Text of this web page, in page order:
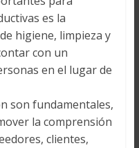
es la
higiene, limpieza y
con un
en el lugar de
son fundamentales,
la comprensión
clientes,